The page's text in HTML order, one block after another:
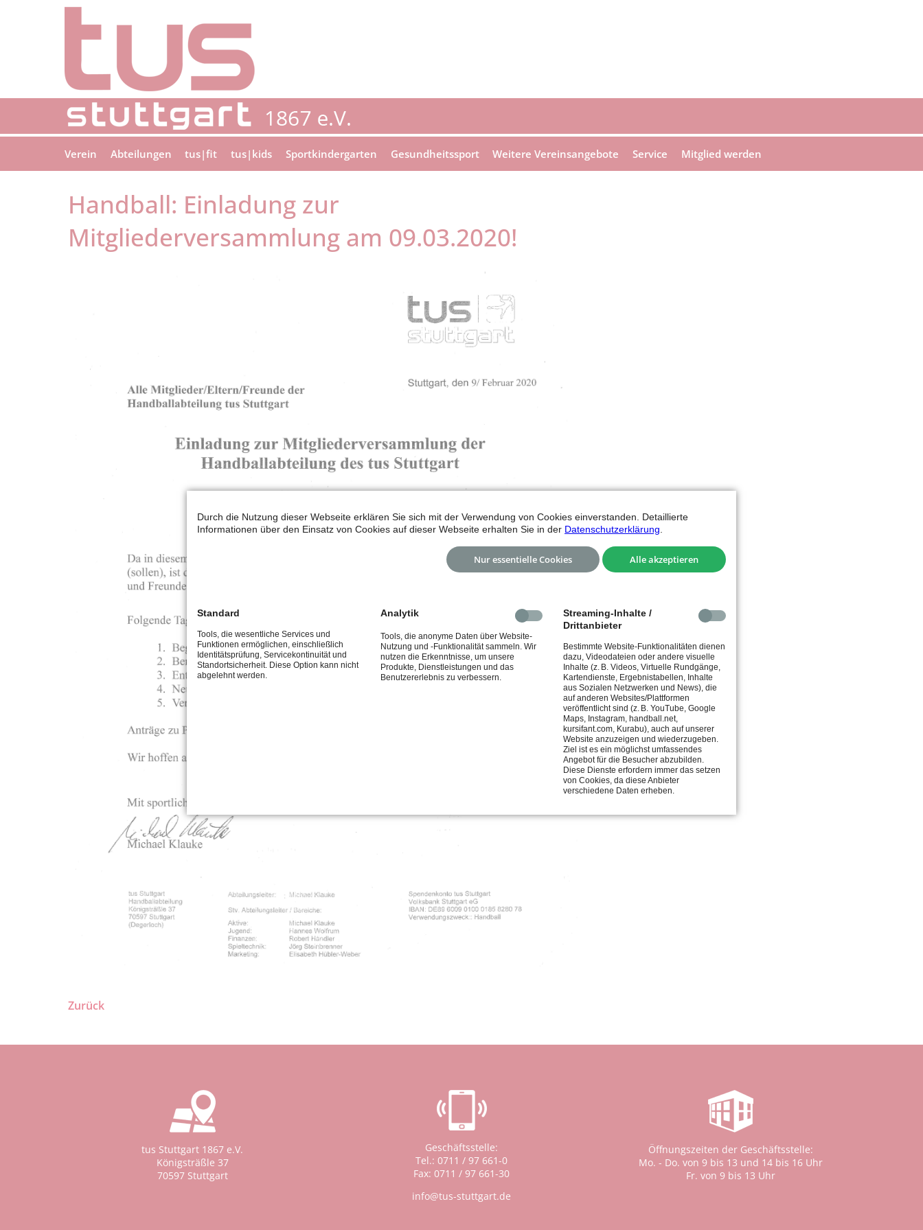
Verein Abteilungen tus|fit tus|kids Sportkindergarten Gesundheitssport Weitere Vereinsangebote Service Mitglied werden
Handball: Einladung zur
Mitgliederversammlung am 09.03.2020!
Zurück
tus Stuttgart 1867 e.V.
Königsträßle 37
70597 Stuttgart
Geschäftsstelle:
Tel.: 0711 / 97 661-0
Fax: 0711 / 97 661-30
info@tus-stuttgart.de
Öffnungszeiten der Geschäftsstelle:
Mo. - Do. von 9 bis 13 und 14 bis 16 Uhr
Fr. von 9 bis 13 Uhr
Durch die Nutzung dieser Webseite erklären Sie sich mit der Verwendung von Cookies einverstanden. Detaillierte
Informationen über den Einsatz von Cookies auf dieser Webseite erhalten Sie in der Datenschutzerklärung
Nur essentielle Cookies Alle akzeptieren
Standard
Tools, die wesentliche Services und
Funktionen ermöglichen, einschließlich
Identitätsprüfung, Servicekontinuität und
Standortsicherheit. Diese Option kann nicht
abgelehnt werden.
Analytik
Tools, die anonyme Daten über Website-
Nutzung und -Funktionalität sammeln. Wir
nutzen die Erkenntnisse, um unsere
Produkte, Dienstleistungen und das
Benutzererlebnis zu verbessern.
Streaming-Inhalte /
Drittanbieter
Bestimmte Website-Funktionalitäten dienen
dazu, Videodateien oder andere visuelle
Inhalte (z. B. Videos, Virtuelle Rundgänge,
Kartendienste, Ergebnistabellen, Inhalte
aus Sozialen Netzwerken und News), die
auf anderen Websites/Plattformen
veröffentlicht sind (z. B. YouTube, Google
Maps, Instagram, handball.net,
kursifant.com, Kurabu), auch auf unserer
Website anzuzeigen und wiederzugeben.
Ziel ist es ein möglichst umfassendes
Angebot für die Besucher abzubilden.
Diese Dienste erfordern immer das setzen
von Cookies, da diese Anbieter
verschiedene Daten erheben.